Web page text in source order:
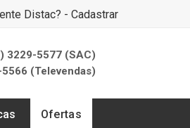
Distac? - Cadastrar
3229-5577 (SAC)
(Televendas)
Ofertas